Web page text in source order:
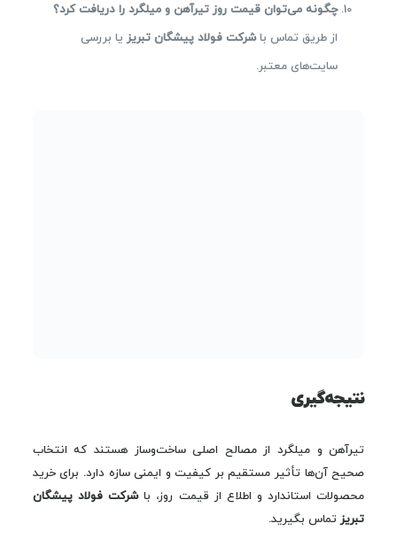
چگونه می‌توان قیمت روز تیرآهن و میلگرد را دریافت کرد؟
از طریق تماس باشرکت فولاد پیشگان تبریزیا بررسی
سایت‌های معتبر.
نتیجه‌گیری
تیرآهن و میلگرد از مصالح اصلی ساخت‌وساز هستند که انتخاب
صحیح آن‌ها تأثیر مستقیم بر کیفیت و ایمنی سازه دارد. برای خرید
محصولات استاندارد و اطلاع از قیمت روز، باشرکت فولاد پیشگان
تبریزتماس بگیرید.